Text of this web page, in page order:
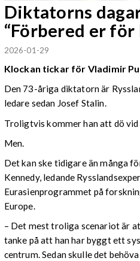
Diktatorns
“Förbered er för
2026-01-29
Klockan tickar för Vladimir
Den 73-åriga diktatorn är
ledare sedan Josef Stalin.
Troligtvis kommer han att dö vid
Men.
Det kan ske tidigare än många
Kennedy, ledande
Eurasienprogrammet på
Europe.
– Det mest troliga scenariot är
tanke på att han har byggt ett
centrum. Sedan skulle det